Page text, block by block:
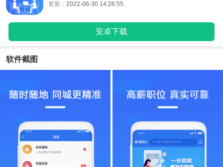
更新： 2022-06-30 14:26:55
安卓下载
软件截图